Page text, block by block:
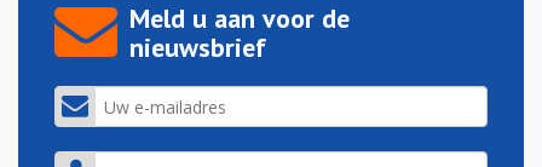
Meld u aan voor de
nieuwsbrief